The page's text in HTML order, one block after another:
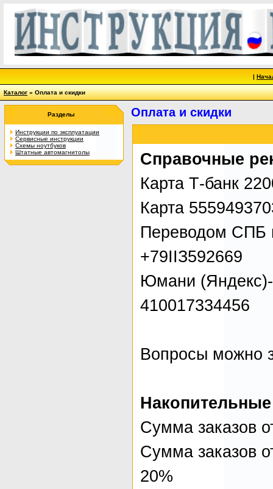
|
Каталог» Оплата и скидки
Разделы
Инструкции по эксплуатации
Сервисные инструкции
Схемы ноутбуков
Штатные автомагнитолы
Оплата и скидки
Справочные
Карта Т-банк
Карта
Переводом СПБ
+79IIЗ592669
Юмани
410017334456
Вопросы можно
Сумма заказов
Сумма заказов
20%